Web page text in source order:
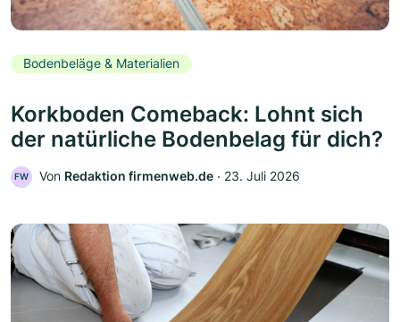
Bodenbeläge & Materialien
Korkboden Comeback: Lohnt sich
der natürliche Bodenbelag für dich?
FW Von Redaktion firmenweb.de ‧ 23. Juli 2026